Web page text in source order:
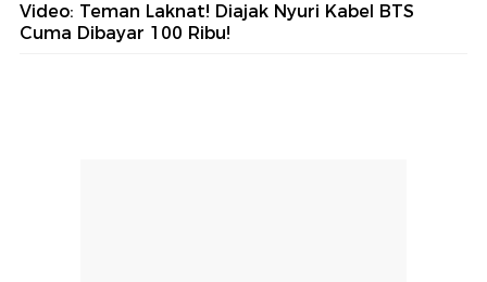
Video: Teman Laknat! Diajak Nyuri Kabel BTS
Cuma Dibayar 100 Ribu!